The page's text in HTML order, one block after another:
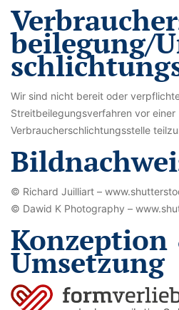
beilegung/
Wir sind nicht bereit oder
Streitbeilegungsverfahren vor einer
Verbraucherschlichtungsstelle
© Richard Juilliart –
© Dawid K Photography –
Konzeption
Umsetzung